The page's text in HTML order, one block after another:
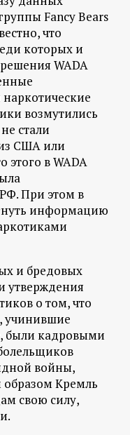
Fancy Bears
что
которых и
WADA
возмутились
стали
США или
этого в WADA
При этом в
информацию
и бредовых
утверждения
о том, что
учинившие
были кадровыми
войны,
Кремль
свою силу,